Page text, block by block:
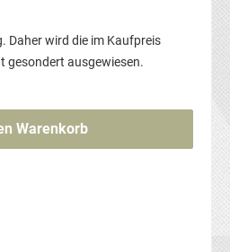
Daher wird die im Kaufpreis
gesondert ausgewiesen.
die Schaltflächen um die Anzahl zu
Warenkorb